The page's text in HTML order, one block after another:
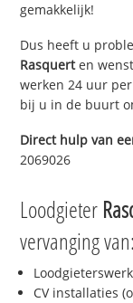
gemakkelijk!
Dus heeft u
Rasquerten
werken 24 uur
bij u in de buurt
Direct hulp van
2069026
Loodgieter
vervanging van:
CV installaties